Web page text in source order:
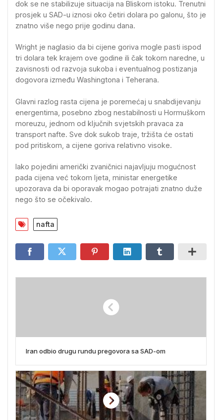
dok se ne stabilizuje situacija na Bliskom istoku. Trenutni
prosjek u SAD-u iznosi oko četiri dolara po galonu, što je
znatno više nego prije godinu dana.
Wright je naglasio da bi cijene goriva mogle pasti ispod
tri dolara tek krajem ove godine ili čak tokom naredne, u
zavisnosti od razvoja sukoba i eventualnog postizanja
dogovora između Washingtona i Teherana.
Glavni razlog rasta cijena je poremećaj u snabdijevanju
energentima, posebno zbog nestabilnosti u Hormuškom
moreuzu, jednom od ključnih svjetskih pravaca za
transport nafte. Sve dok sukob traje, tržišta će ostati
pod pritiskom, a cijene goriva relativno visoke.
Iako pojedini američki zvaničnici najavljuju mogućnost
pada cijena već tokom ljeta, ministar energetike
upozorava da bi oporavak mogao potrajati znatno duže
nego što se očekivalo.
nafta
Iran odbio drugu rundu pregovora sa SAD-om